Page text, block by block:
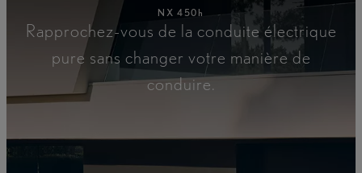
NX 450h
Rapprochez-vous de la conduite électrique
pure sans changer votre manière de
conduire.